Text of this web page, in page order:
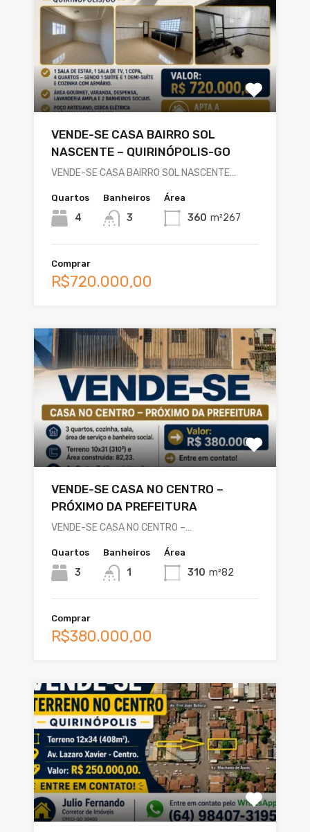
VENDE-SE CASA BAIRRO SOL
NASCENTE – QUIRINÓPOLIS-GO
VENDE-SE CASA BAIRRO SOL NASCENTE…
Quartos
4
Banheiros
3
Área
360 m²267
Comprar
R$720.000,00
VENDE-SE CASA NO CENTRO –
PRÓXIMO DA PREFEITURA
VENDE-SE CASA NO CENTRO –…
Quartos
3
Banheiros
1
Área
310 m²82
Comprar
R$380.000,00